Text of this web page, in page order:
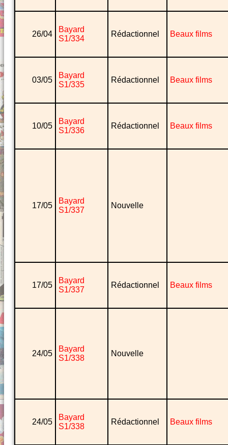
26/04
Bayard
S1/334
Rédactionnel Beaux films
03/05
Bayard
S1/335
Rédactionnel Beaux films
10/05
Bayard
S1/336
Rédactionnel Beaux films
17/05
Bayard
S1/337
Nouvelle
17/05
Bayard
S1/337
Rédactionnel Beaux films
24/05
Bayard
S1/338
Nouvelle
24/05
Bayard
S1/338
Rédactionnel Beaux films